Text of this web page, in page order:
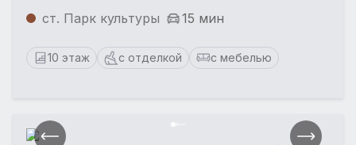
ст. Парк культуры
15 мин
10 этаж с отделкой с мебелью